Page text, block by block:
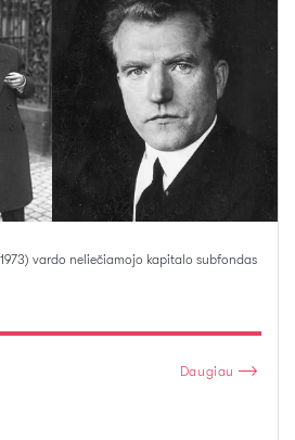
vardo neliečiamojo kapitalo subfondas
Daugiau